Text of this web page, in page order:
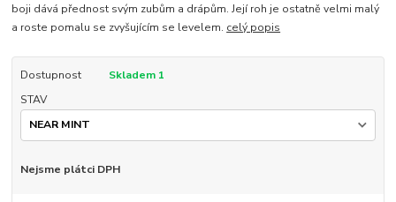
boji dává přednost svým zubům a drápům. Její roh je ostatně velmi malý
a roste pomalu se zvyšujícím se levelem. celý popis
Dostupnost
Skladem 1
STAV
Nejsme plátci DPH